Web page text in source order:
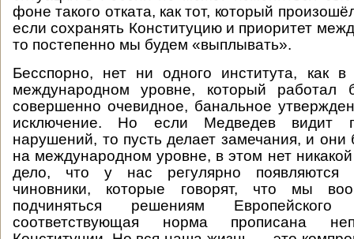
фоне такого отката, как тот, который
если сохранять Конституцию и приоритет
то постепенно мы будем «выплывать».
Бесспорно, нет ни одного института, как
международном уровне, который работал
совершенно очевидное, банальное
исключение. Но если Медведев видит
нарушений, то пусть делает замечания, и они
на международном уровне, в этом нет
дело, что у нас регулярно появляются
чиновники, которые говорят, что мы
подчиняться решениям
соответствующая норма прописана